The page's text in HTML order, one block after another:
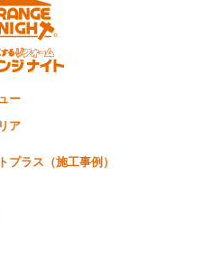
ー
ア
プラス（施工事例）